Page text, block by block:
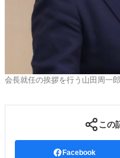
会長就任の挨拶を行う山田周一
この
Facebook